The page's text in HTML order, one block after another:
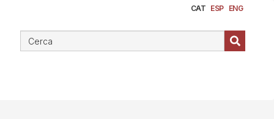
CAT ESP ENG